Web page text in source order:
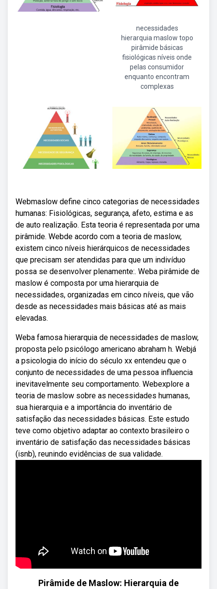
necessidades
hierarquia maslow topo
pirâmide básicas
fisiológicas níveis onde
pelas consumidor
enquanto encontram
complexas
Webmaslow define cinco categorias de necessidades
humanas: Fisiológicas, segurança, afeto, estima e as
de auto realização. Esta teoria é representada por uma
pirâmide. Webde acordo com a teoria de maslow,
existem cinco níveis hierárquicos de necessidades
que precisam ser atendidas para que um indivíduo
possa se desenvolver plenamente:. Weba pirâmide de
maslow é composta por uma hierarquia de
necessidades, organizadas em cinco níveis, que vão
desde as necessidades mais básicas até as mais
elevadas.
Weba famosa hierarquia de necessidades de maslow,
proposta pelo psicólogo americano abraham h. Webjá
a psicologia do início do século xx entendeu que o
conjunto de necessidades de uma pessoa influencia
inevitavelmente seu comportamento. Webexplore a
teoria de maslow sobre as necessidades humanas,
sua hierarquia e a importância do inventário de
satisfação das necessidades básicas. Este estudo
teve como objetivo adaptar ao contexto brasileiro o
inventário de satisfação das necessidades básicas
(isnb), reunindo evidências de sua validade.
Pirâmide de Maslow: Hierarquia de